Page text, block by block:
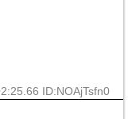
ID:NOAjTsfn0